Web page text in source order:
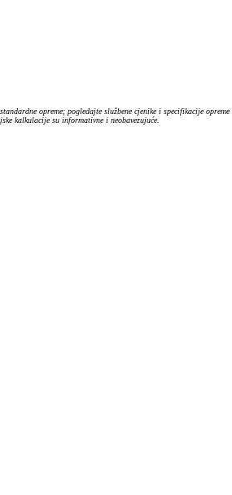
opreme; pogledajte službene cjenike i specifikacije opreme
kalkulacije su informativne i neobavezujuće.